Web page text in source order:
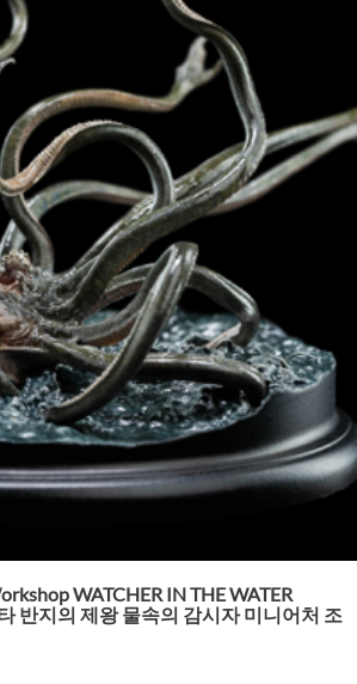
WATCHER IN THE WATER
반지의 제왕 물속의 감시자 미니어처 조